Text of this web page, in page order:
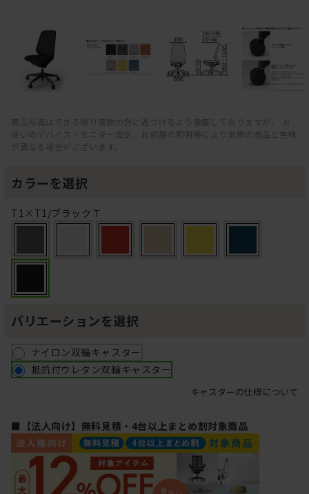
商品写真はできる限り実物の色に近づけるよう徹底しておりますが、 お
使いのデバイス・モニター設定、お部屋の照明等により実際の商品と色味
が異なる場合がございます。
カラーを選択
T1×T1/ブラックＴ
バリエーションを選択
ナイロン双輪キャスター
抵抗付ウレタン双輪キャスター
キャスターの仕様について
■【法人向け】無料見積・4台以上まとめ割対象商品